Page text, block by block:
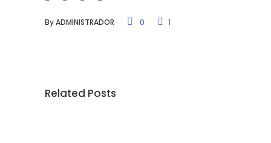
ByADMINISTRADOR 0 1
Related Posts